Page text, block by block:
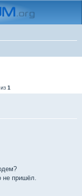
из 1
не пришёл.